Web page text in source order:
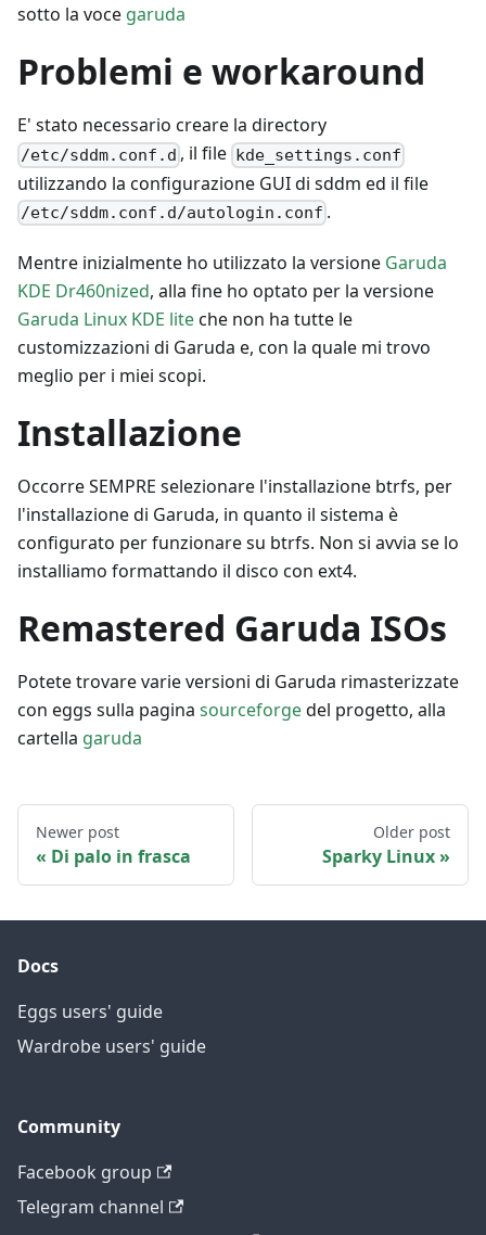
sotto la voce garuda
Problemi e workaround
E' stato necessario creare la directory
/etc/sddm.conf.d , il file kde_settings.conf
utilizzando la configurazione GUI di sddm ed il file
/etc/sddm.conf.d/autologin.conf .
Mentre inizialmente ho utilizzato la versione Garuda
KDE Dr460nized, alla fine ho optato per la versione
Garuda Linux KDE liteche non ha tutte le
customizzazioni di Garuda e, con la quale mi trovo
meglio per i miei scopi.
Installazione
Occorre SEMPRE selezionare l'installazione btrfs, per
l'installazione di Garuda, in quanto il sistema è
configurato per funzionare su btrfs. Non si avvia se lo
installiamo formattando il disco con ext4.
Remastered Garuda ISOs
Potete trovare varie versioni di Garuda rimasterizzate
con eggs sulla pagina sourceforgedel progetto, alla
cartella garuda
Newer post
Di palo in frasca
Older post
Sparky Linux
Docs
Eggs users' guide
Wardrobe users' guide
Community
Facebook group
Telegram channel